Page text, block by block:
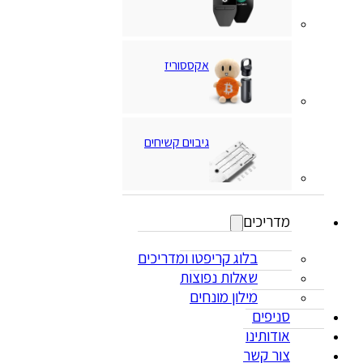
אקססוריז
גיבוים קשיחים
מדריכים
בלוג קריפטו ומדריכים
שאלות נפוצות
מילון מונחים
סניפים
אודותינו
צור קשר